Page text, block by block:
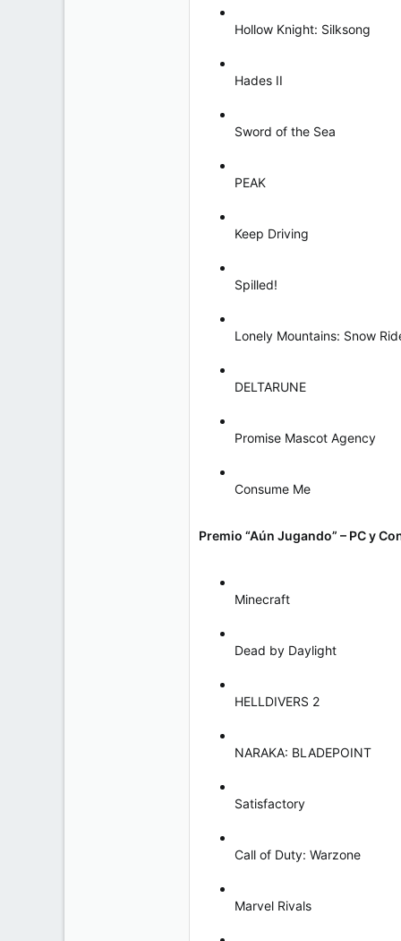
Hollow Knight: Silksong
Hades II
Sword of the Sea
PEAK
Keep Driving
Spilled!
Lonely Mountains: Snow
DELTARUNE
Promise Mascot Agency
Consume Me
Premio “Aún Jugando” – PC y
Minecraft
Dead by Daylight
HELLDIVERS 2
NARAKA: BLADEPOINT
Satisfactory
Call of Duty: Warzone
Marvel Rivals